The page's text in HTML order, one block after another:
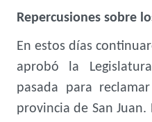
Repercusiones sobre
En estos días
aprobó la
pasada para
provincia de San